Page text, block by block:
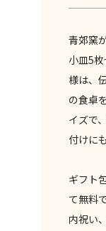
青郊窯
小皿5
様は、
の食卓
イズで
付けに
ギフト
て無料
内祝い